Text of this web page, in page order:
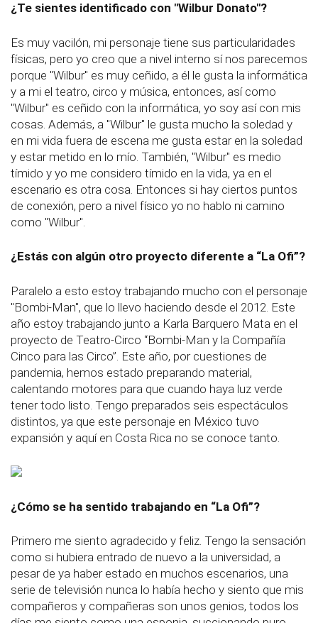
¿Te sientes identificado con "Wilbur Donato"?
Es muy vacilón, mi personaje tiene sus particularidades
físicas, pero yo creo que a nivel interno sí nos parecemos
porque "Wilbur" es muy ceñido, a él le gusta la informática
y a mi el teatro, circo y música, entonces, así como
"Wilbur" es ceñido con la informática, yo soy así con mis
cosas. Además, a "Wilbur" le gusta mucho la soledad y
en mi vida fuera de escena me gusta estar en la soledad
y estar metido en lo mío. También, "Wilbur" es medio
tímido y yo me considero tímido en la vida, ya en el
escenario es otra cosa. Entonces si hay ciertos puntos
de conexión, pero a nivel físico yo no hablo ni camino
como "Wilbur".
¿Estás con algún otro proyecto diferente a “La Ofi”?
Paralelo a esto estoy trabajando mucho con el personaje
"Bombi-Man", que lo llevo haciendo desde el 2012. Este
año estoy trabajando junto a Karla Barquero Mata en el
proyecto de Teatro-Circo “Bombi-Man y la Compañía
Cinco para las Circo”. Este año, por cuestiones de
pandemia, hemos estado preparando material,
calentando motores para que cuando haya luz verde
tener todo listo. Tengo preparados seis espectáculos
distintos, ya que este personaje en México tuvo
expansión y aquí en Costa Rica no se conoce tanto.
¿Cómo se ha sentido trabajando en “La Ofi”?
Primero me siento agradecido y feliz. Tengo la sensación
como si hubiera entrado de nuevo a la universidad, a
pesar de ya haber estado en muchos escenarios, una
serie de televisión nunca lo había hecho y siento que mis
compañeros y compañeras son unos genios, todos los